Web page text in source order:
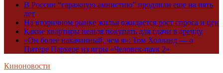
В России “гаражную амнистию” продлили еще на пять
лет
На вторичном рынке жилья ожидается рост спроса и цен
Какие квартиры нельзя покупать для сдачи в аренду
«Он более накачанный, чем я»: Том Холланд — о
Питере Паркере из игры «Человек-паук 2»
Киноновости